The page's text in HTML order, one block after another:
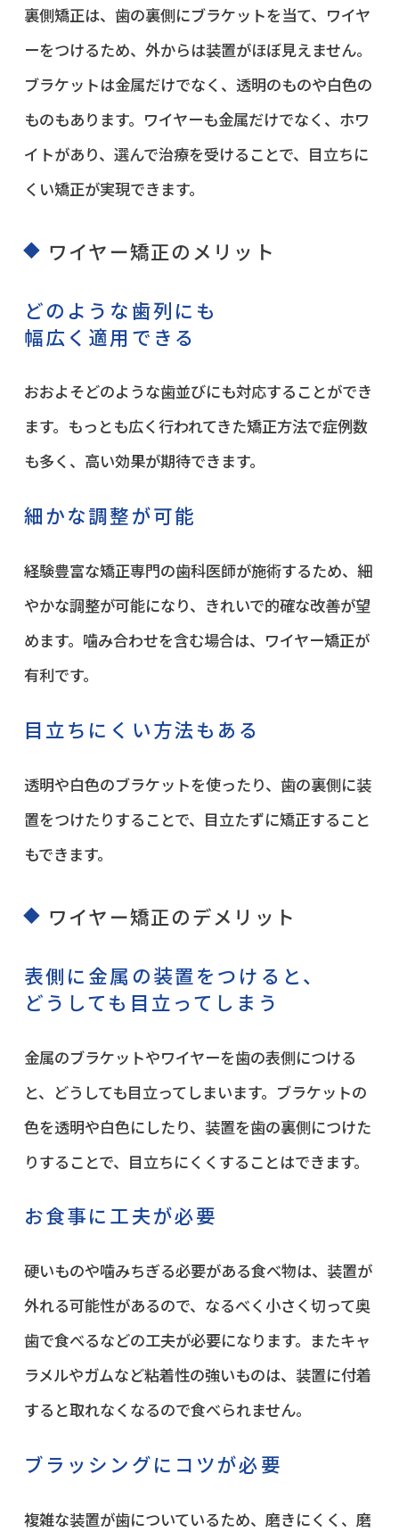
裏側矯正は、歯の裏側にブラケットを当て、ワイヤ
ーをつけるため、外からは装置がほぼ見えません。
ブラケットは金属だけでなく、透明のものや白色の
ものもあります。ワイヤーも金属だけでなく、ホワ
イトがあり、選んで治療を受けることで、目立ちに
くい矯正が実現できます。
ワイヤー矯正のメリット
どのような歯列にも
幅広く適用できる
おおよそどのような歯並びにも対応することができ
ます。もっとも広く行われてきた矯正方法で症例数
も多く、高い効果が期待できます。
細かな調整が可能
経験豊富な矯正専門の歯科医師が施術するため、細
やかな調整が可能になり、きれいで的確な改善が望
めます。噛み合わせを含む場合は、ワイヤー矯正が
有利です。
目立ちにくい方法もある
透明や白色のブラケットを使ったり、歯の裏側に装
置をつけたりすることで、目立たずに矯正すること
もできます。
ワイヤー矯正のデメリット
表側に金属の装置をつけると、
どうしても目立ってしまう
金属のブラケットやワイヤーを歯の表側につける
と、どうしても目立ってしまいます。ブラケットの
色を透明や白色にしたり、装置を歯の裏側につけた
りすることで、目立ちにくくすることはできます。
お食事に工夫が必要
硬いものや噛みちぎる必要がある食べ物は、装置が
外れる可能性があるので、なるべく小さく切って奥
歯で食べるなどの工夫が必要になります。またキャ
ラメルやガムなど粘着性の強いものは、装置に付着
すると取れなくなるので食べられません。
ブラッシングにコツが必要
複雑な装置が歯についているため、磨きにくく、磨